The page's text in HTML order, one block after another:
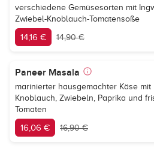
verschiedene Gemüsesorten mit
Zwiebel-Knoblauch-Tomatensoße
14,16 € 14,90 €
Paneer Masala
marinierter hausgemachter Käse mit
Knoblauch, Zwiebeln, Paprika und
Tomaten
16,06 € 16,90 €